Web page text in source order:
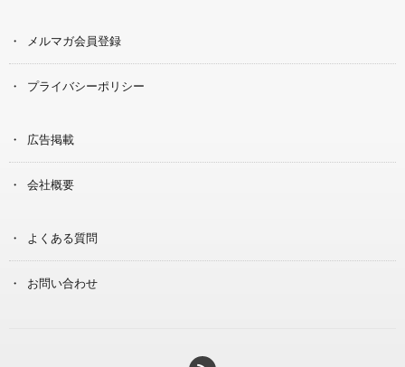
メルマガ会員登録
プライバシーポリシー
広告掲載
会社概要
よくある質問
お問い合わせ